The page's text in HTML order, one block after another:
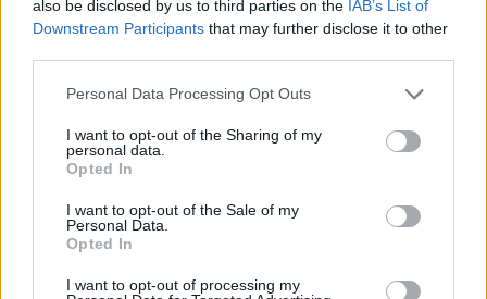
also be disclosed by us to third parties on the IAB’s List of
Downstream Participants that may further disclose it to other
Please note that this website/app uses one or more Google
not limited to your visit or usage behaviour. You may click to
grant or deny consent to Google and its third-party tags to
use your data for below specified purposes in below Google
consent section.
Personal Data Processing Opt Outs
I want to opt-out of the Sharing of my
personal data.
Opted In
I want to opt-out of the Sale of my
Personal Data.
Opted In
I want to opt-out of processing my
Suhaiddal beszélgettünk…